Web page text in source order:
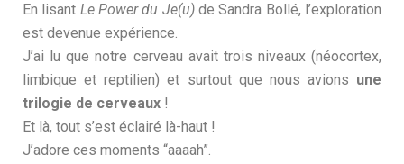
En lisant Le Power du Je(u)de Sandra Bollé, l’exploration
est devenue expérience.
J’ai lu que notre cerveau avait trois niveaux (néocortex,
limbique et reptilien) et surtout que nous avions une
trilogie de cerveaux !
Et là, tout s’est éclairé là-haut !
J’adore ces moments “aaaah”.